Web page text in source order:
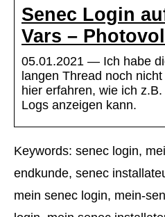
Senec Login
Vars –
05.01.2021 — Ich habe
langen Thread noch
hier erfahren, wie ich
Logs anzeigen kann.
Keywords: senec login,
endkunde, senec
mein senec login, mein-